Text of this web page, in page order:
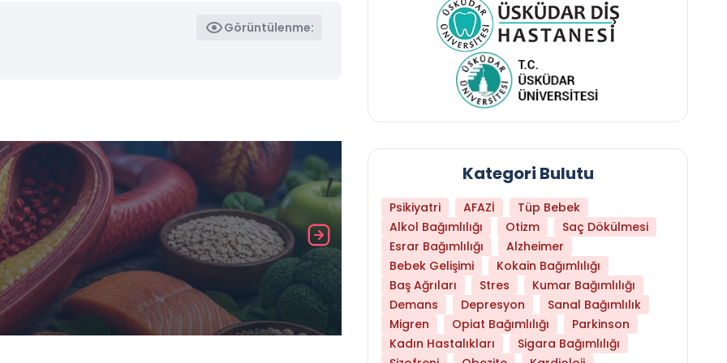
Görüntülenme:
Daha Az Protein Tüketmek Yaşlanmayı
Kategori Bulutu
Psikiyatri AFAZİ
Tüp Bebek
Alkol Bağımlılığı
Otizm
Saç Dökülmesi
Esrar Bağımlılığı
Alzheimer
Bebek Gelişimi
Kokain Bağımlılığı
Baş Ağrıları
Stres
Kumar Bağımlılığı
Demans
Depresyon
Sanal Bağımlılık
Migren
Opiat Bağımlılığı
Parkinson
Kadın Hastalıkları
Sigara Bağımlılığı